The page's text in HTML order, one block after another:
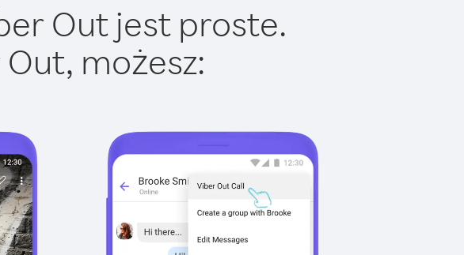
Out jest proste.
możesz: